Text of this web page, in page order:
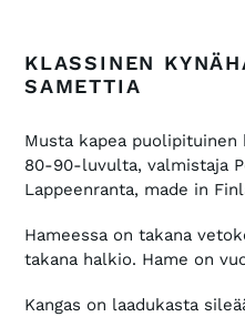
lisääminen
ostoskoriin
KLASSINEN
SAMETTIA
Musta kapea puolipituinen
80-90-luvulta, valmistaja
Lappeenranta, made in
Hameessa on takana
takana halkio. Hame on
Kangas on laadukasta